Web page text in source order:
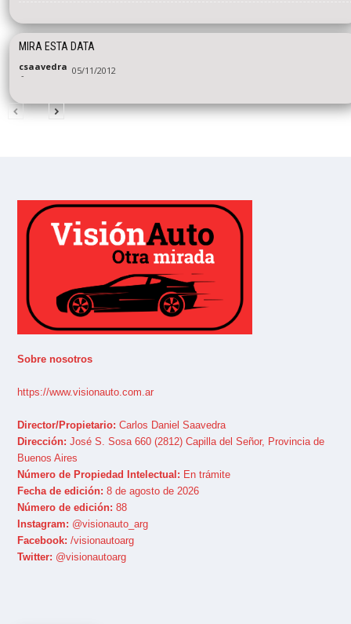
MIRA ESTA DATA
csaavedra
- 05/11/2012
Sobre nosotros
https://www.visionauto.com.ar
Director/Propietario: Carlos Daniel Saavedra
Dirección: José S. Sosa 660 (2812) Capilla del Señor, Provincia de
Buenos Aires
Número de Propiedad Intelectual: En trámite
Fecha de edición: 8 de agosto de 2026
Número de edición: 88
Instagram: @visionauto_arg
Facebook: /visionautoarg
Twitter: @visionautoarg